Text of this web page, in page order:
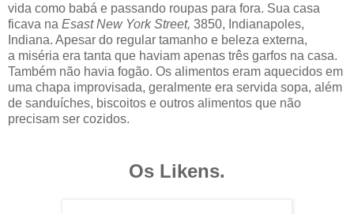
vida como babá e passando roupas para fora. Sua casa
ficava na Esast New York Street, 3850, Indianapoles,
Indiana. Apesar do regular tamanho e beleza externa,
a miséria era tanta que haviam apenas três garfos na casa.
Também não havia fogão. Os alimentos eram aquecidos em
uma chapa improvisada, geralmente era servida sopa, além
de sanduíches, biscoitos e outros alimentos que não
precisam ser cozidos.
Os Likens.